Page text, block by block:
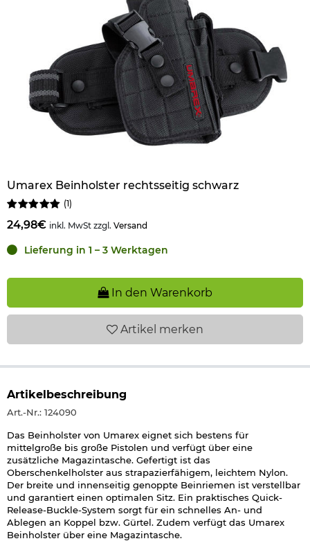
Umarex Beinholster rechtsseitig schwarz
(1 )
24,98€ inkl. MwSt zzgl. Versand
Lieferung in 1 – 3 Werktagen
In den Warenkorb
Artikel merken
Artikelbeschreibung
Art.-Nr.: 124090
Das Beinholster von Umarex eignet sich bestens für
mittelgroße bis große Pistolen und verfügt über eine
zusätzliche Magazintasche. Gefertigt ist das
Oberschenkelholster aus strapazierfähigem, leichtem Nylon.
Der breite und innenseitig genoppte Beinriemen ist verstellbar
und garantiert einen optimalen Sitz. Ein praktisches Quick-
Release-Buckle-System sorgt für ein schnelles An- und
Ablegen an Koppel bzw. Gürtel. Zudem verfügt das Umarex
Beinholster über eine Magazintasche.